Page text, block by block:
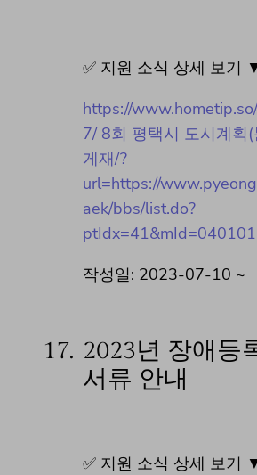
✅ 지원 소식 상세 보기
https://
7/ 8회 평택시 도시계획
게재/?
url=https://
aek/bbs/list.do?
작성일: 2023-07-10 ~
17. 2023년 장애등
서류 안내
✅ 지원 소식 상세 보기